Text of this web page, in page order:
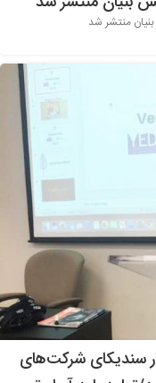
منتشر شد
سندیکای شرکت‌های